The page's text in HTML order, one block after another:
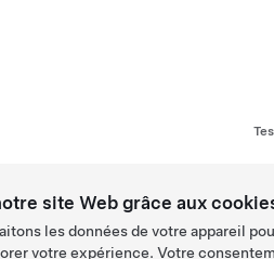
site Web grâce aux
les données de votre appareil
votre expérience. Votre